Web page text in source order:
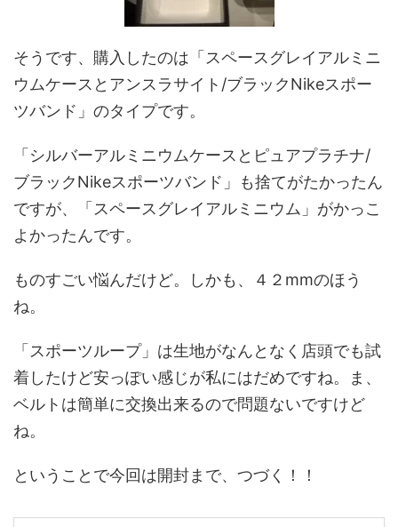
そうです、購入したのは「スペースグレイアルミニ
ウムケースと アンスラサイト /ブラックNikeスポー
ツバンド 」のタイプです。
「シルバーアルミニウムケースと ピュアプラチナ/
ブラックNikeスポーツバンド」も捨てがたかったん
ですが、「スペースグレイアルミニウム」がかっこ
よかったんです。
ものすごい悩んだけど。しかも、４２mmのほう
ね。
「 スポーツループ」は生地がなんとなく店頭でも試
着したけど安っぽい感じが私にはだめですね。ま、
ベルトは簡単に交換出来るので問題ないですけど
ね。
ということで今回は開封まで、つづく！！